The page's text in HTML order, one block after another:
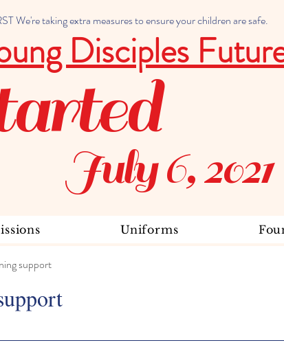
We're taking extra measures to ensure your children are safe.
Disciples
July 6, 2021
Uniforms
support